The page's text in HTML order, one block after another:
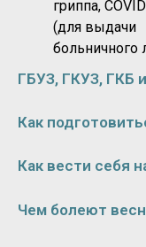
гриппа,
(для выдачи
больничного
ГБУЗ, ГКУЗ, ГКБ
Как
Как вести себя
Чем болеют